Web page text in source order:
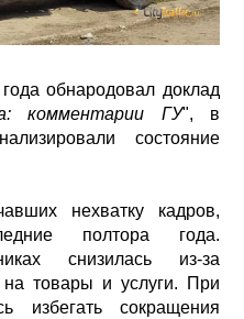
обнародовал доклад
комментарии ГУ", в
состояние
нехватку кадров,
полтора года.
снизилась из-за
товары и услуги. При
избегать сокращения